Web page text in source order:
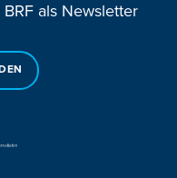
als Newsletter